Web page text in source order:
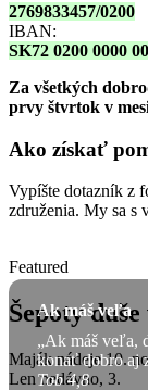
2769833457/0200
IBAN:
SK72 0200 0000
Za všetkých
prvy štvrtok v
Ako získať
Vypíšte dotazník z
združenia. My sa s
Ak máš veľa
„Ak máš veľa,
konať dobro aj
Tob 4,8
Featured
Šepoty
Maják nádeje 10.
Len nedávno, 3.